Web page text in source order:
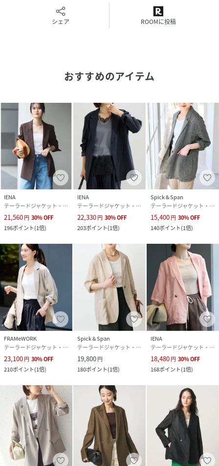
イリーにも取り入れやすいデザインに仕上げました。
ホワイトボタンがさりげないアクセントになり、リネンの表
らさらりと羽織るスタイルもおすすめ。
入れやすい一着です。
＊＊＊＊＊＊＊＊＊＊＊＊＊＊＊＊＊＊＊＊＊＊
透け感：ややあり
裏地：無し
伸縮性：無し
光沢感：ややあり
生地の厚さ：薄手
＊＊＊＊＊＊＊＊＊＊＊＊＊＊＊＊＊＊＊＊＊＊
※取り扱いについては、商品についている品質表示でご確認
ください。
※こちらの商品は、IENAでの取り扱いになります。
直接店舗へお問い合わせの際はIENA店舗へお願い致します。
※照明の関係により、実際よりも色味が違って見える場合が
あります。
またパソコン・スマートフォンなどの環境により、若干製品
と画像のカラーが異なる場合もございます。
予めご了承ください。
※商品の色味は、商品アップ画像をご参照ください。
ブラウン着用スタッフ身長：160cm着用サイズ：38
ベージュA着用スタッフ身長：159cm着用サイズ：38
ネイビーA着用スタッフ身長：159cm着用サイズ：38
詳細着用スタッフ身長：163cm着用サイズ：38
性別タイプ レディース
原産国 中国
シェア ROOMに投稿
おすすめのアイテム
IENA
テーラードジャケット・ブレザー
21,560円 30%OFF
196ポイント(1倍)
IENA
テーラードジャケット・ブレザー
22,330円 30%OFF
203ポイント(1倍)
Spick & Span
テーラードジャケット・ブレザー
15,400円 30%OFF
140ポイント(1倍)
FRAMeWORK
テーラードジャケット・ブレザー
23,100円 30%OFF
210ポイント(1倍)
Spick & Span
テーラードジャケット・ブレザー
19,800円
180ポイント(1倍)
IENA
テーラードジャケット・ブレザー
18,480円 30%OFF
168ポイント(1倍)